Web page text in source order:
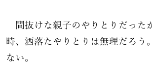
間抜けな親子のやりとりだった
時、洒落たやりとりは無理だろう
ない。